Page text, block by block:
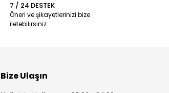
7 / 24 DESTEK
Öneri ve şikayetlerinizi bize
iletebilirsiniz.
Bize Ulaşın